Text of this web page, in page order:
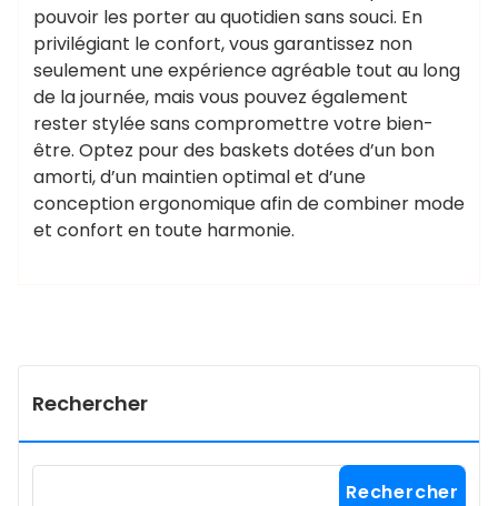
pouvoir les porter au quotidien sans souci. En
privilégiant le confort, vous garantissez non
seulement une expérience agréable tout au long
de la journée, mais vous pouvez également
rester stylée sans compromettre votre bien-
être. Optez pour des baskets dotées d’un bon
amorti, d’un maintien optimal et d’une
conception ergonomique afin de combiner mode
et confort en toute harmonie.
Rechercher
Rechercher